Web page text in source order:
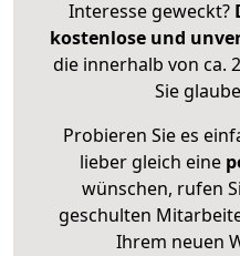
Interesse geweckt?
kostenlose und
die innerhalb von ca.
Sie
Probieren Sie es
lieber gleich eine
wünschen, rufen
geschulten
Ihrem neuen